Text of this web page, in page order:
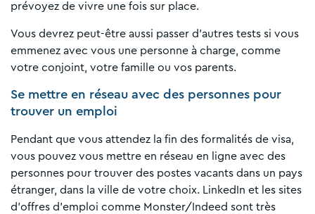
prévoyez de vivre une fois sur place.
Vous devrez peut-être aussi passer d'autres tests si vous
emmenez avec vous une personne à charge, comme
votre conjoint, votre famille ou vos parents.
Se mettre en réseau avec des personnes pour
trouver un emploi
Pendant que vous attendez la fin des formalités de visa,
vous pouvez vous mettre en réseau en ligne avec des
personnes pour trouver des postes vacants dans un pays
étranger, dans la ville de votre choix. LinkedIn et les sites
d'offres d'emploi comme Monster/Indeed sont très